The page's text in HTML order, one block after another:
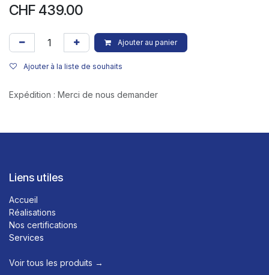
CHF 439.00
Ajouter au panier
Ajouter à la liste de souhaits
Expédition : Merci de nous demander
Liens utiles
Accueil
Réalisations
Nos certifications
Services
Voir tous les produits →​